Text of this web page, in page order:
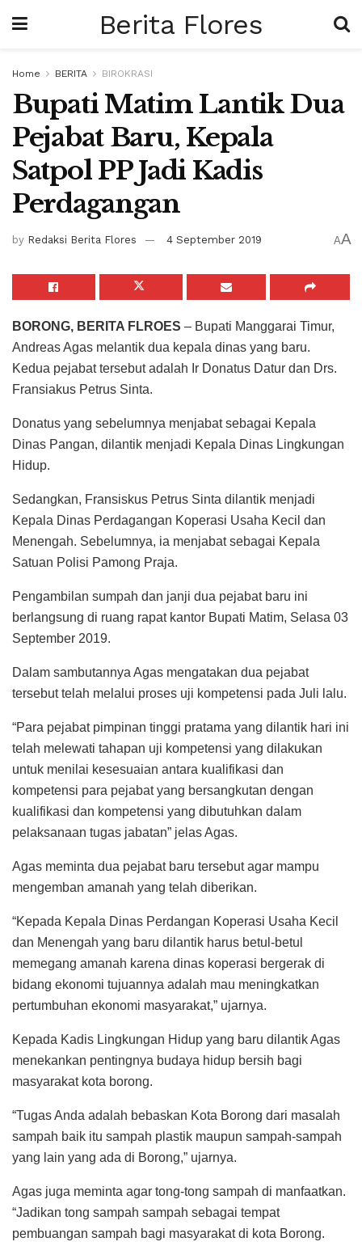
Berita Flores
Home BERITA BIROKRASI
Bupati Matim Lantik Dua
Pejabat Baru, Kepala
Satpol PP Jadi Kadis
Perdagangan
by Redaksi Berita Flores 4 September 2019 AA
BORONG, BERITA FLROES – Bupati Manggarai Timur,
Andreas Agas melantik dua kepala dinas yang baru.
Kedua pejabat tersebut adalah Ir Donatus Datur dan Drs.
Fransiakus Petrus Sinta.
Donatus yang sebelumnya menjabat sebagai Kepala
Dinas Pangan, dilantik menjadi Kepala Dinas Lingkungan
Hidup.
Sedangkan, Fransiskus Petrus Sinta dilantik menjadi
Kepala Dinas Perdagangan Koperasi Usaha Kecil dan
Menengah. Sebelumnya, ia menjabat sebagai Kepala
Satuan Polisi Pamong Praja.
Pengambilan sumpah dan janji dua pejabat baru ini
berlangsung di ruang rapat kantor Bupati Matim, Selasa 03
September 2019.
Dalam sambutannya Agas mengatakan dua pejabat
tersebut telah melalui proses uji kompetensi pada Juli lalu.
“Para pejabat pimpinan tinggi pratama yang dilantik hari ini
telah melewati tahapan uji kompetensi yang dilakukan
untuk menilai kesesuaian antara kualifikasi dan
kompetensi para pejabat yang bersangkutan dengan
kualifikasi dan kompetensi yang dibutuhkan dalam
pelaksanaan tugas jabatan” jelas Agas.
Agas meminta dua pejabat baru tersebut agar mampu
mengemban amanah yang telah diberikan.
“Kepada Kepala Dinas Perdangan Koperasi Usaha Kecil
dan Menengah yang baru dilantik harus betul-betul
memegang amanah karena dinas koperasi bergerak di
bidang ekonomi tujuannya adalah mau meningkatkan
pertumbuhan ekonomi masyarakat,” ujarnya.
Kepada Kadis Lingkungan Hidup yang baru dilantik Agas
menekankan pentingnya budaya hidup bersih bagi
masyarakat kota borong.
“Tugas Anda adalah bebaskan Kota Borong dari masalah
sampah baik itu sampah plastik maupun sampah-sampah
yang lain yang ada di Borong,” ujarnya.
Agas juga meminta agar tong-tong sampah di manfaatkan.
“Jadikan tong sampah sampah sebagai tempat
pembuangan sampah bagi masyarakat di kota Borong.